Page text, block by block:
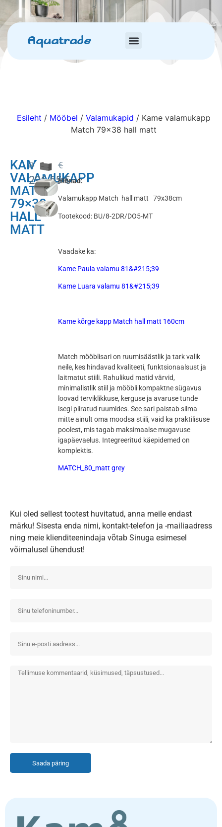
Aquatrade
Esileht / Mööbel / Valamukapid / Kame valamukapp
Match 79×38 hall matt
KAME
VALAMUKAPP
MATCH
79×38
HALL
MATT
349.00€
296.65€
Hinnad:
Valamukapp Match hall matt 79x38cm
Tootekood: BU/8-2DR/DO5-MT
Vaadake ka:
Kame Paula valamu 81&#215;39
Kame Luara valamu 81&#215;39
Kame kõrge kapp Match hall matt 160cm
Match mööblisari on ruumisäästlik ja tark valik
neile, kes hindavad kvaliteeti, funktsionaalsust ja
laitmatut stiili. Rahulikud matid värvid,
minimalistlik stiil ja mööbli kompaktne sügavus
loovad terviklikkuse, kerguse ja avaruse tunde
isegi piiratud ruumides. See sari paistab silma
mitte ainult oma moodsa stiili, vaid ka praktilisuse
poolest, mis tagab maksimaalse mugavuse
igapäevaelus. Integreeritud käepidemed on
komplektis.
MATCH_80_matt grey
Kui oled sellest tootest huvitatud, anna meile endast
märku! Sisesta enda nimi, kontakt-telefon ja -mailiaadress
ning meie klienditeenindaja võtab Sinuga esimesel
võimalusel ühendust!
Saada päring